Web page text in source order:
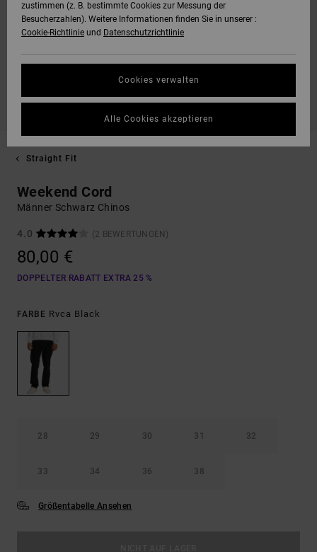
Straight Fit
Weekend Cord
Männer Schwarz Chinos
4.0 (2 BEWERTUNGEN)
80,00 €
DOPPELTER RABATT EXTRA 25 %
FARBE Rvca Black
28 29 30 31 32
33 34 36 38
Größentabelle Ansehen
zustimmen (z. B. bestimmte Cookies zur Messung der
Besucherzahlen). Weitere Informationen finden Sie in unserer :
Cookie-Richtlinie und Datenschutzrichtlinie
Cookies verwalten
Alle Cookies akzeptieren